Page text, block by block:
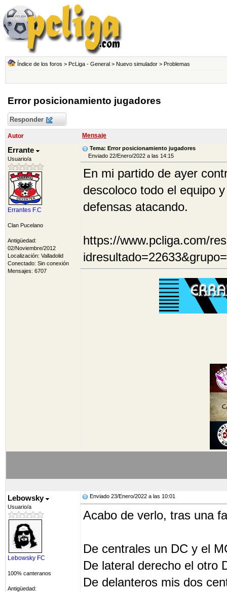
Índice de los foros > PcLiga - General > Nuevo simulador > Problemas
Error posicionamiento jugadores
Responder
Autor Mensaje
Errante
Usuario/a
Errantes F.C
Clan Pucelano
Antigüedad:
02/Noviembre/2012
Localización: Valladolid
Conectado: Sin conexión
Mensajes: 6707
Tema: Error posicionamiento jugadores
Enviado 22/Enero/2022 a las 14:15
En mi partido de ayer
descoloco todo el equipo
defensas atacando.
https://www.pcliga.com/
Lebowsky
Usuario/a
Lebowsky FC
100% canteranos
Antigüedad:
Enviado 23/Enero/2022 a las 10:01
Acabo de verlo, tras una
De centrales un DC y el
De lateral derecho el otro
De delanteros mis dos